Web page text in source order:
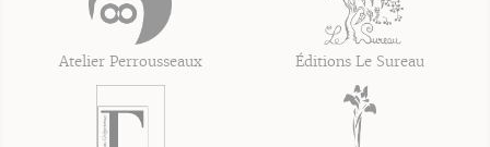
Atelier Perrousseaux Éditions Le Sureau